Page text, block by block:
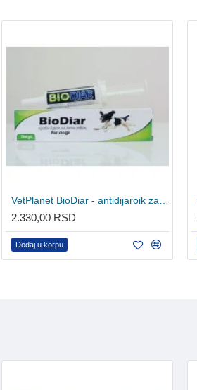
2.330,00 RSD
Dodaj u korpu